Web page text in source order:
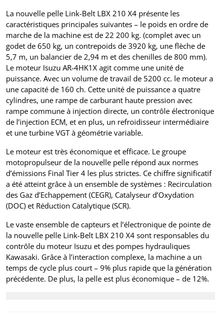
La nouvelle pelle Link-Belt LBX 210 X4 présente les
caractéristiques principales suivantes – le poids en ordre de
marche de la machine est de 22 200 kg. (complet avec un
godet de 650 kg, un contrepoids de 3920 kg, une flèche de
5,7 m, un balancier de 2,94 m et des chenilles de 800 mm).
Le moteur Isuzu AR-4HK1X agit comme une unité de
puissance. Avec un volume de travail de 5200 cc. le moteur a
une capacité de 160 ch. Cette unité de puissance a quatre
cylindres, une rampe de carburant haute pression avec
rampe commune à injection directe, un contrôle électronique
de l’injection ECM, et en plus, un refroidisseur intermédiaire
et une turbine VGT à géométrie variable.
Le moteur est très économique et efficace. Le groupe
motopropulseur de la nouvelle pelle répond aux normes
d’émissions Final Tier 4 les plus strictes. Ce chiffre significatif
a été atteint grâce à un ensemble de systèmes : Recirculation
des Gaz d’Echappement (CEGR), Catalyseur d’Oxydation
(DOC) et Réduction Catalytique (SCR).
Le vaste ensemble de capteurs et l’électronique de pointe de
la nouvelle pelle Link-Belt LBX 210 X4 sont responsables du
contrôle du moteur Isuzu et des pompes hydrauliques
Kawasaki. Grâce à l’interaction complexe, la machine a un
temps de cycle plus court – 9% plus rapide que la génération
précédente. De plus, la pelle est plus économique – de 12%.